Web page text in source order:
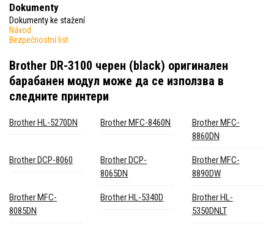
Dokumenty
Dokumenty ke stažení
Návod
Bezpečnostní list
Brother DR-3100 черен (black) оригинален
барабанен модул може да се използва в
следните принтери
Brother HL-5270DN Brother MFC-8460N
Brother MFC-
8860DN
Brother DCP-8060
Brother DCP-
8065DN
Brother MFC-
8890DW
Brother MFC-
8085DN
Brother HL-5340D
Brother HL-
5350DNLT